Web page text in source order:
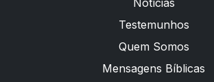
Testemunhos
Quem Somos
Mensagens Bíblicas